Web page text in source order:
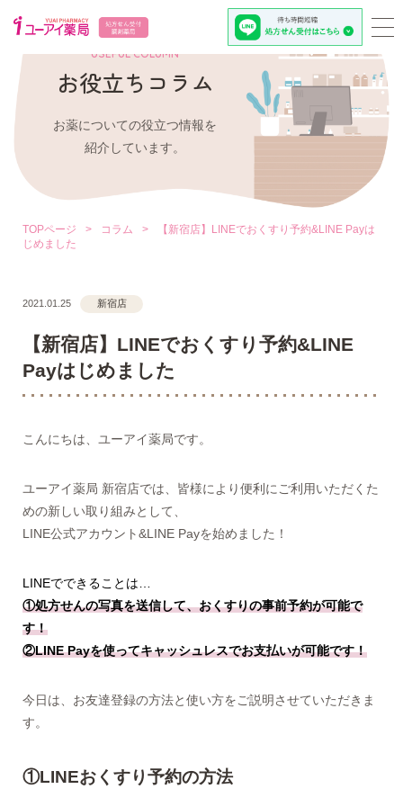
USEFUL COLUMN
お役立ちコラム
お薬についての役立つ情報を
紹介しています。
TOPページ > コラム >
【新宿店】LINEでおくすり予約&LINE Payは
じめました
2021.01.25 新宿店
【新宿店】LINEでおくすり予約&LINE
Payはじめました
こんにちは、ユーアイ薬局です。
ユーアイ薬局 新宿店では、皆様により便利にご利用いただくた
めの新しい取り組みとして、
LINE公式アカウント&LINE Payを始めました！
LINEでできることは…
①処方せんの写真を送信して、おくすりの事前予約が可能で
す！
②LINE Payを使ってキャッシュレスでお支払いが可能です！
今日は、お友達登録の方法と使い方をご説明させていただきま
す。
①LINEおくすり予約の方法